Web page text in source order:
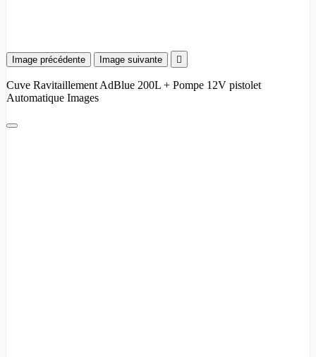
Image précédente Image suivante 
Cuve Ravitaillement AdBlue 200L + Pompe 12V pistolet
Automatique Images